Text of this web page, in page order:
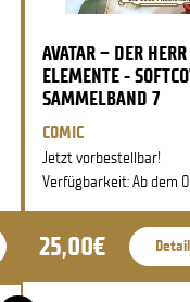
AVATAR – DER
ELEMENTE -
SAMMELBAND 7
COMIC
Jetzt vorbestellbar!
Verfügbarkeit: Ab dem
25,00€